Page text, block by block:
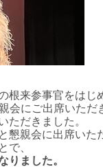
根来参事官をはじ
会にご出席いただ
ただきました。
懇親会に出席いた
で、
りました。